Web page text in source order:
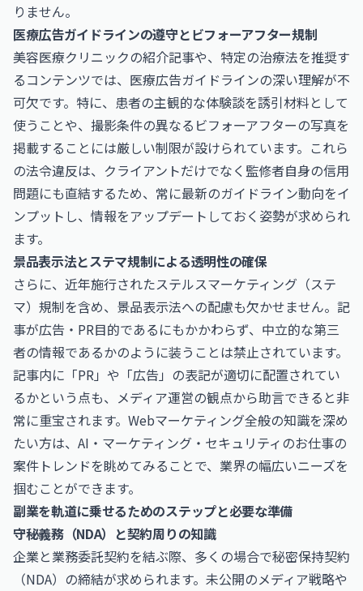
りません。
医療広告ガイドラインの遵守とビフォーアフター規制
美容医療クリニックの紹介記事や、特定の治療法を推奨す
るコンテンツでは、医療広告ガイドラインの深い理解が不
可欠です。特に、患者の主観的な体験談を誘引材料として
使うことや、撮影条件の異なるビフォーアフターの写真を
掲載することには厳しい制限が設けられています。これら
の法令違反は、クライアントだけでなく監修者自身の信用
問題にも直結するため、常に最新のガイドライン動向をイ
ンプットし、情報をアップデートしておく姿勢が求められ
ます。
景品表示法とステマ規制による透明性の確保
さらに、近年施行されたステルスマーケティング（ステ
マ）規制を含め、景品表示法への配慮も欠かせません。記
事が広告・PR目的であるにもかかわらず、中立的な第三
者の情報であるかのように装うことは禁止されています。
記事内に「PR」や「広告」の表記が適切に配置されてい
るかという点も、メディア運営の観点から助言できると非
常に重宝されます。Webマーケティング全般の知識を深め
たい方は、 AI・マーケティング・セキュリティのお仕事の
案件トレンドを眺めてみることで、業界の幅広いニーズを
掴むことができます。
副業を軌道に乗せるためのステップと必要な準備
守秘義務（NDA）と契約周りの知識
企業と業務委託契約を結ぶ際、多くの場合で秘密保持契約
（NDA）の締結が求められます。未公開のメディア戦略や